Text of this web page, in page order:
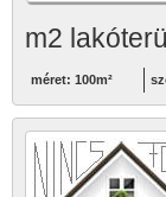
m2
méret: 100m²